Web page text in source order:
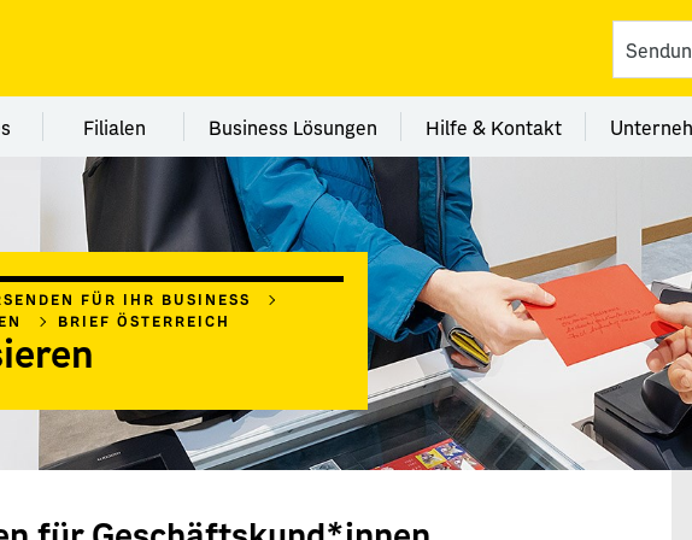
Kategorie ServicesMenü Kategorie Filialen
Filialen Menü Kategorie Business Lösungen
Business Lösungen Menü Kategorie Hilfe
Hilfe & Kontakt
FÜR IHR BUSINESS
BRIEF ÖSTERREICH